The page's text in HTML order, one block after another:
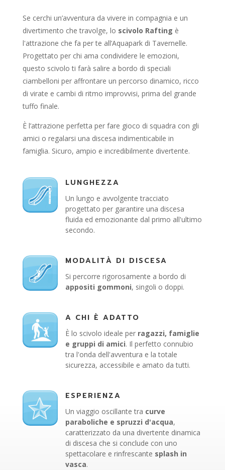
Se cerchi un’avventura da vivere in compagnia e un
divertimento che travolge, lo scivolo Rafting è
l'attrazione che fa per te all’Aquapark di Tavernelle.
Progettato per chi ama condividere le emozioni,
questo scivolo ti farà salire a bordo di speciali
ciambelloni per affrontare un percorso dinamico, ricco
di virate e cambi di ritmo improvvisi, prima del grande
tuffo finale.
È l’attrazione perfetta per fare gioco di squadra con gli
amici o regalarsi una discesa indimenticabile in
famiglia. Sicuro, ampio e incredibilmente divertente.
LUNGHEZZA
Un lungo e avvolgente tracciato
progettato per garantire una discesa
fluida ed emozionante dal primo all'ultimo
secondo.
MODALITÀ DI DISCESA
Si percorre rigorosamente a bordo di
appositi gommoni, singoli o doppi.
A CHI È ADATTO
È lo scivolo ideale per ragazzi, famiglie
e gruppi di amici. Il perfetto connubio
tra l'onda dell'avventura e la totale
sicurezza, accessibile e amato da tutti.
ESPERIENZA
Un viaggio oscillante tra curve
paraboliche e spruzzi d'acqua,
caratterizzato da una divertente dinamica
di discesa che si conclude con uno
spettacolare e rinfrescante splash in
vasca.